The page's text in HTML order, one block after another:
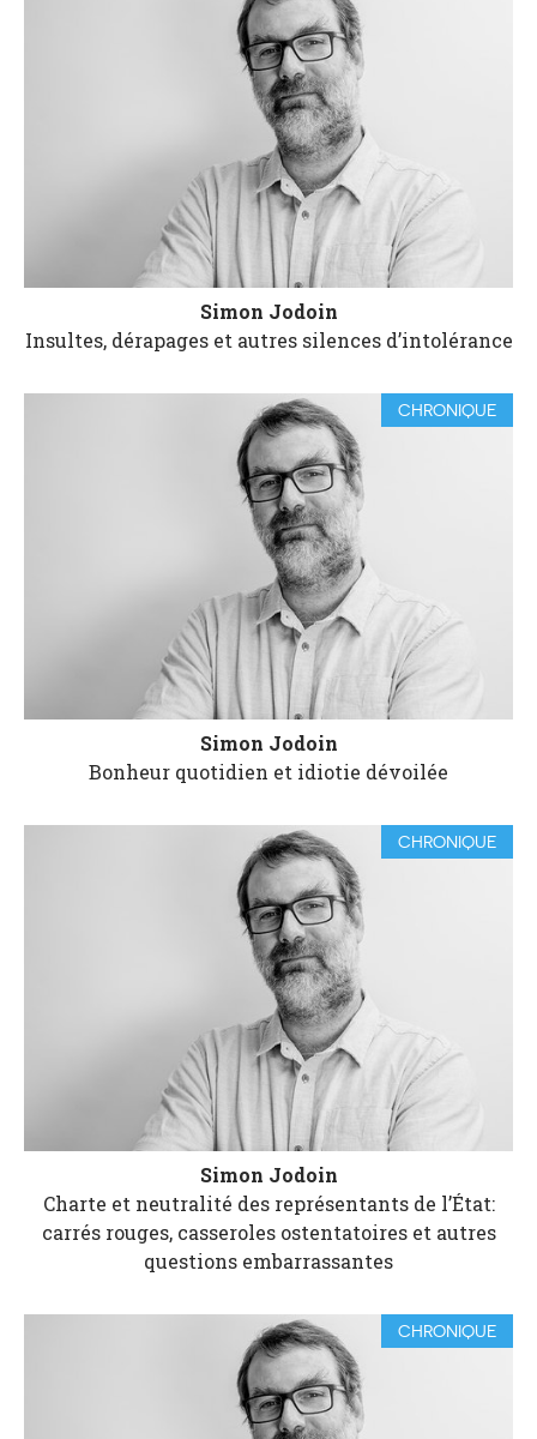
Simon Jodoin
Insultes, dérapages et autres silences d’intolérance
CHRONIQUE
Simon Jodoin
Bonheur quotidien et idiotie dévoilée
CHRONIQUE
Simon Jodoin
Charte et neutralité des représentants de l’État:
carrés rouges, casseroles ostentatoires et autres
questions embarrassantes
CHRONIQUE